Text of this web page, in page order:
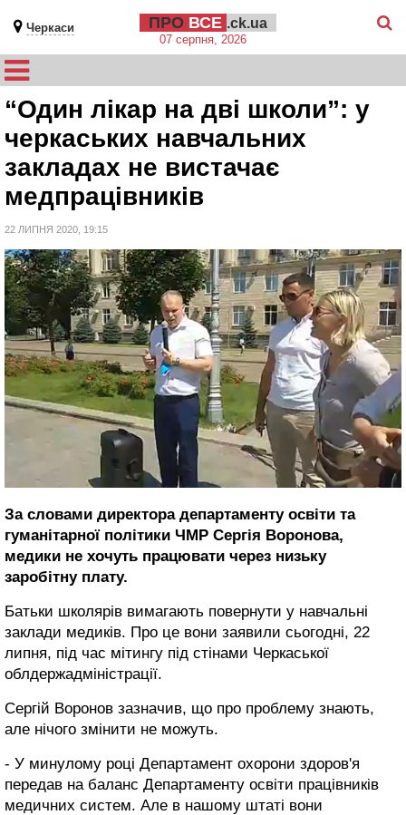
Черкаси ПРО ВСЕ .ck.ua
07 серпня, 2026
“Один лікар на дві школи”: у
черкаських навчальних
закладах не вистачає
медпрацівників
22 ЛИПНЯ 2020, 19:15
За словами директора департаменту освіти та
гуманітарної політики ЧМР Сергія Воронова,
медики не хочуть працювати через низьку
заробітну плату.
Батьки школярів вимагають повернути у навчальні
заклади медиків. Про це вони заявили сьогодні, 22
липня, під час мітингу під стінами Черкаської
облдержадміністрації.
Сергій Воронов зазначив, що про проблему знають,
але нічого змінити не можуть.
- У минулому році Департамент охорони здоров'я
передав на баланс Департаменту освіти працівників
медичних систем. Але в нашому штаті вони